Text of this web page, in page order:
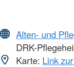
Alten- und
DRK-
Karte: Link